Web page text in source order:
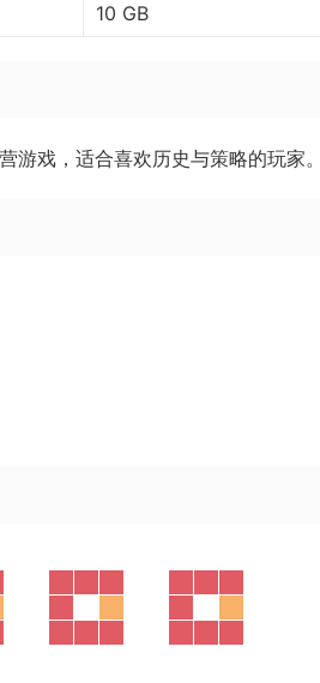
10 GB
游戏，适合喜欢历史与策略的玩家。